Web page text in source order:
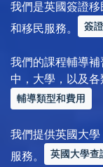
我們是英國簽證
和移民服務。
簽
我們的課程輔導
中，大學，以及各
輔導類型和費用
我們提供英國大
服務。
英國大學查